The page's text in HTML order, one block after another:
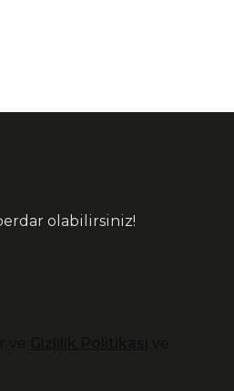
olabilirsiniz!